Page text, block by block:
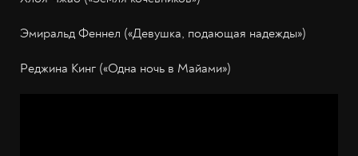
Эмиральд Феннел («Девушка, подающая надежды»)
Реджина Кинг («Одна ночь в Майами»)